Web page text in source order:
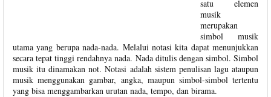
satu elemen
musik
merupakan
simbol musik
utama yang berupa nada-nada. Melalui notasi kita dapat menunjukkan
secara tepat tinggi rendahnya nada. Nada ditulis dengan simbol. Simbol
musik itu dinamakan not. Notasi adalah sistem penulisan lagu ataupun
musik menggunakan gambar, angka, maupun simbol-simbol tertentu
yang bisa menggambarkan urutan nada, tempo, dan birama.